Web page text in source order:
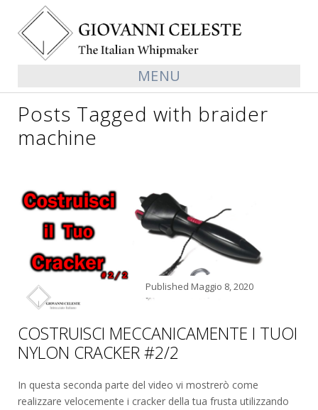
MENU
Posts Tagged with braider
machine
Published Maggio 8, 2020
COSTRUISCI MECCANICAMENTE I TUOI
NYLON CRACKER #2/2
In questa seconda parte del video vi mostrerò come
realizzare velocemente i cracker della tua frusta utilizzando